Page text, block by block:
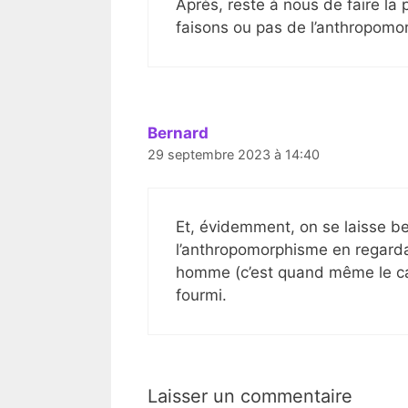
Après, reste à nous de faire la
faisons ou pas de
Bernard
29 septembre 2023 à 14:40
Et, évidemment, on se laisse
l’anthropomorphisme en
homme (c’est quand même le
fourmi.
Laisser un commentaire